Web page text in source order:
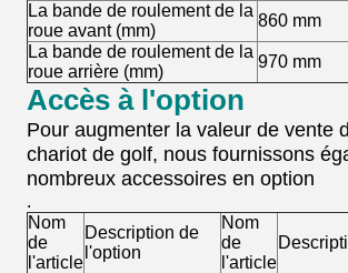
La bande de roulement de la
roue avant (mm)
860 mm
La bande de roulement de la
roue arrière (mm)
970 mm
Accès à l'option
Pour augmenter la valeur de vente
chariot de golf, nous fournissons
nombreux accessoires en option
.
Nom
de
l'article
Description de
l'option
Nom
de
l'article